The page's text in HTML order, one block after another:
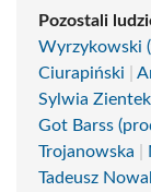
Pozostali
Wyrzykowski
Ciurapiński
Sylwia Zientek
Got Barss
Trojanowska
Tadeusz